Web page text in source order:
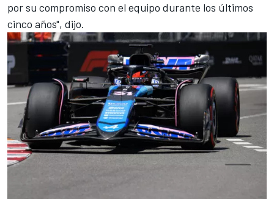
por su compromiso con el equipo durante los últimos
cinco años", dijo.